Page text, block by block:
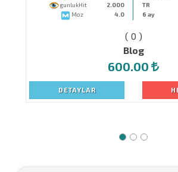
gunlukHit
2.000
Moz
4.0
TR
6 ay
( 0 )
Blog
600.00
DETAYLAR